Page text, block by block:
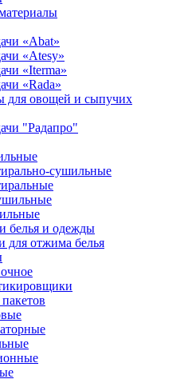
«Abat»
«Atesy»
«Iterma»
«Rada»
для овощей и сыпучих
"Радапро"
сушильные
белья и одежды
для отжима белья